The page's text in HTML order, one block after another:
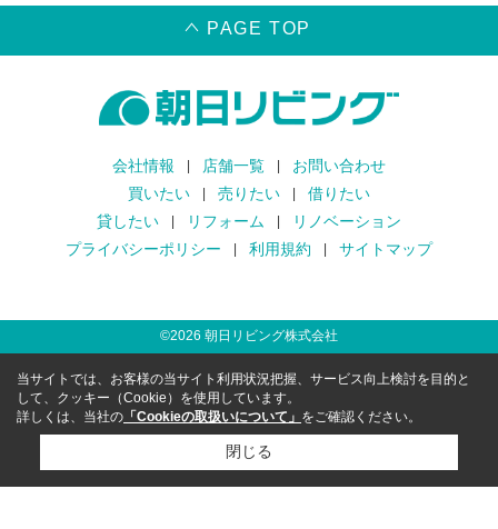
PAGE TOP
会社情報 店舗一覧
お問い合わせ
買いたい
売りたい
借りたい
貸したい
リフォーム
リノベーション
プライバシーポリシー
利用規約 サイトマップ
©2026 朝日リビング株式会社
当サイトでは、お客様の当サイト利用状況把握、サービス向上検討を目的と
して、クッキー（Cookie）を使用しています。
詳しくは、当社の 「Cookieの取扱いについて」 をご確認ください。
閉じる